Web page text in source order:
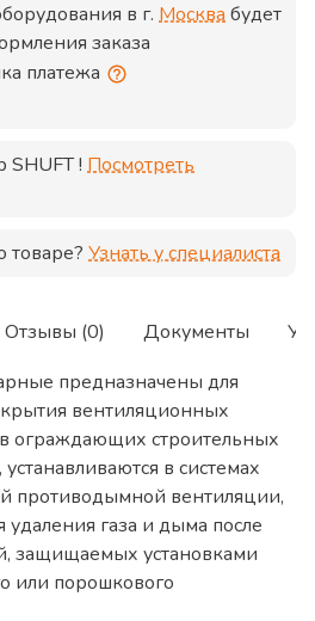
в г. Москвабудет
заказа
платежа
SHUFT! Посмотреть
товаре? Узнать у специалиста
Отзывы (0) Документы
предназначены для
вентиляционных
ограждающих строительных
в системах
противодымной вентиляции,
удаления газа и дыма после
защищаемых установками
или порошкового